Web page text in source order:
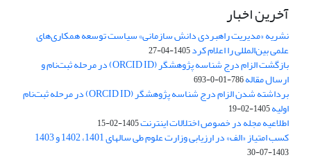
آخرین اخبار
نشریه «مدیریت راهبردی دانش سازمانی» سیاست توسعه همکاری‌های
علمی بین‌المللی را اعلام کرد1405-04-27
بازگشت الزام درج شناسه پژوهشگر (ORCID ID) در مرحله ثبت‌نام و
ارسال مقاله786-01-0-693
برداشته شدن الزام درج شناسه پژوهشگر (ORCID ID) در مرحله ثبت‌نام
اولیه1405-02-19
اطلاعیه مجله در خصوص اختلالات اینترنت1405-02-15
کسب امتیاز «الف» در ارزیابی وزارت علوم طی سالهای 1401، 1402 و 1403
1403-07-30